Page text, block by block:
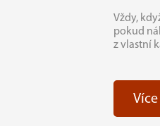
Vždy,
pokud
z vlastní